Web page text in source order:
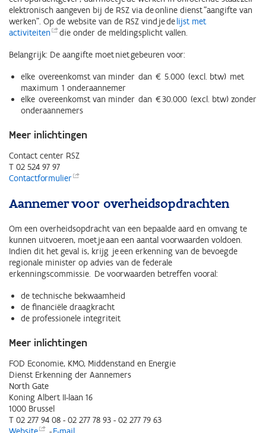
elektronisch aangeven bij de RSZ via de online dienst "aangifte van
werken". Op de website van de RSZ vind je delijst met
activiteiten
die onder de meldingsplicht vallen.
Belangrijk: De aangifte moet niet gebeuren voor:
elke overeenkomst van minder dan € 5.000 (excl. btw) met
maximum 1 onderaannemer
elke overeenkomst van minder dan € 30.000 (excl. btw) zonder
onderaannemers
Meer inlichtingen
Contact center RSZ
T 02 524 97 97
Contactformulier
Aannemer voor overheidsopdrachten
Om een overheidsopdracht van een bepaalde aard en omvang te
kunnen uitvoeren, moet je aan een aantal voorwaarden voldoen.
Indien dit het geval is, krijg je een erkenning van de bevoegde
regionale minister op advies van de federale
erkenningscommissie. De voorwaarden betreffen vooral:
de technische bekwaamheid
de financiële draagkracht
de professionele integriteit
Meer inlichtingen
FOD Economie, KMO, Middenstand en Energie
Dienst Erkenning der Aannemers
North Gate
Koning Albert II-laan 16
1000 Brussel
T 02 277 94 08 - 02 277 78 93 - 02 277 79 63